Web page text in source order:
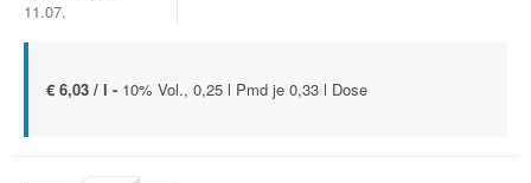
11.07.
€ 6,03 / l - 10% Vol., 0,25 l Pmd je 0,33 l Dose